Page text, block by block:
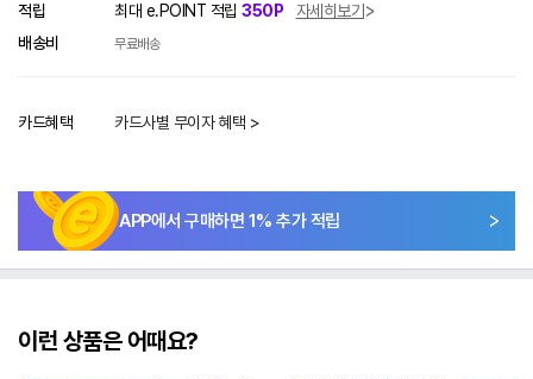
적립 최대 e.POINT 적립 350P
자세히보기
배송비
무료배송
카드혜택 카드사별 무이자 혜택 >
APP에서 구매하면 1% 추가 적립
이런 상품은 어때요?